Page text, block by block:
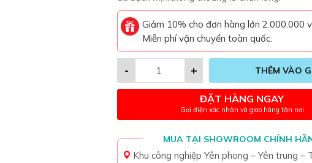
Giảm 10% cho đơn hàng lớn 2.000.000
Miễn phí vận chuyển toàn quốc.
+
- THÊM VÀO
ĐẶT HÀNG NGAY
Gọi điện xác nhận và giao hàng tận nơi
MUA TẠI SHOWROOM CHÍNH
Khu công nghiệp Yên phong – Yên trung –